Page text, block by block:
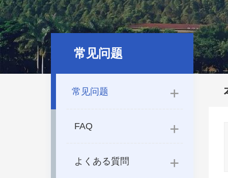
常见问题
常见问题
FAQ
よくある質問